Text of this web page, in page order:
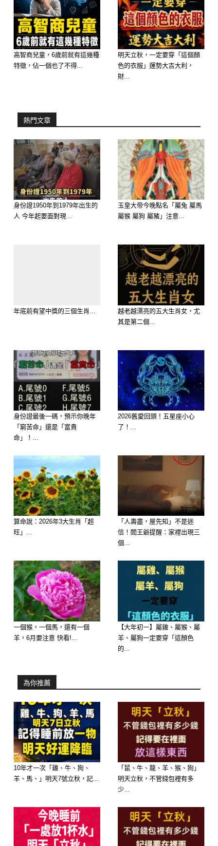
屬豬：職場有變，莫忽視細節
工作上看似平穩，實則暗藏危機。命理
專家提醒，近期容易因為小疏忽導致大
錯，尤其在文件、報告或合約處理上要
性。
屬鼠：健康警訊，身體是第一順位
身體是本錢，屬鼠者端午前後要特別留
心舊疾復發或因疲勞過度引發的新問
者，應避開冰冷與刺激性食物，並儘量
避免熬夜。若感不適，應立即就醫，勿
拖延。
屬龍：家庭紛爭，宜靜不宜動
家中氣場波動強烈，容易與長輩或伴侶
發生衝突。屬龍者在端午節期間不宜過
度干涉他人選擇，應保持和氣與包容心
態。若強硬推行己見，恐造成無法挽回
的裂痕。與其執著爭勝，不如退一步保
總結：
端午節是華人傳統重要節日之一，同時
也是氣場轉換、能量對撞的關鍵節點。
屬猴、屬豬、屬鼠、屬龍者要牢記三大
原則：「沉得住氣、穩得住心、守得住
界限」。只有穩住當下，才能迎來真正
的轉機。
想讓家人朋友也避開衝煞與波動？記得
把這篇提醒分享出去，關鍵時刻多一份
謹慎，就能少一場災難。
高智商兒童，6歲前就有這幾種
特徵，佔一個也了不得...
明天立秋，一定要穿「這個顏
色的衣服」運勢大吉大利，
財...
熱門文章
身份證1950年到1979年出生的
人 今年起要面對現...
玉皇大帝今晚點名「屬兔 屬馬
屬猴 屬狗 屬豬」注意...
年底前有望中獎的三個生肖...
越老越漂亮的五大生肖女，尤
其是第二個...
身份證最後一碼，預示你晚年
「窮苦命」還是「富貴
命」！...
2026舊愛回頭！五星座小心
了！...
算命說：2026年3大生肖「超
旺」...
「人壽盡，屋先知」不是迷
信！閻王爺提醒：家裡出現三
個...
一個猴，一個馬，還有一個
羊，6月要注意 快看!...
【大年初一】屬雞、屬猴、屬
羊、屬狗一定要穿「這顏色
的...
為你推薦
10年才一次「雞、牛、狗、
羊、馬、」明天7號立秋，記...
「鼠、牛、龍、羊、猴、狗」
明天立秋，不管錢包裡有多
少...